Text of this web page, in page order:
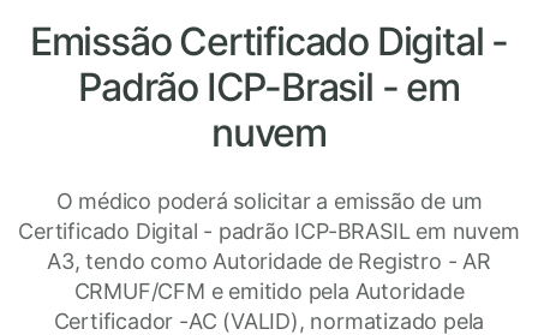
Emissão Certificado Digital -
Padrão ICP-Brasil - em
nuvem
O médico poderá solicitar a emissão de um
Certificado Digital - padrão ICP-BRASIL em nuvem
A3, tendo como Autoridade de Registro - AR
CRMUF/CFM e emitido pela Autoridade
Certificador -AC (VALID), normatizado pela